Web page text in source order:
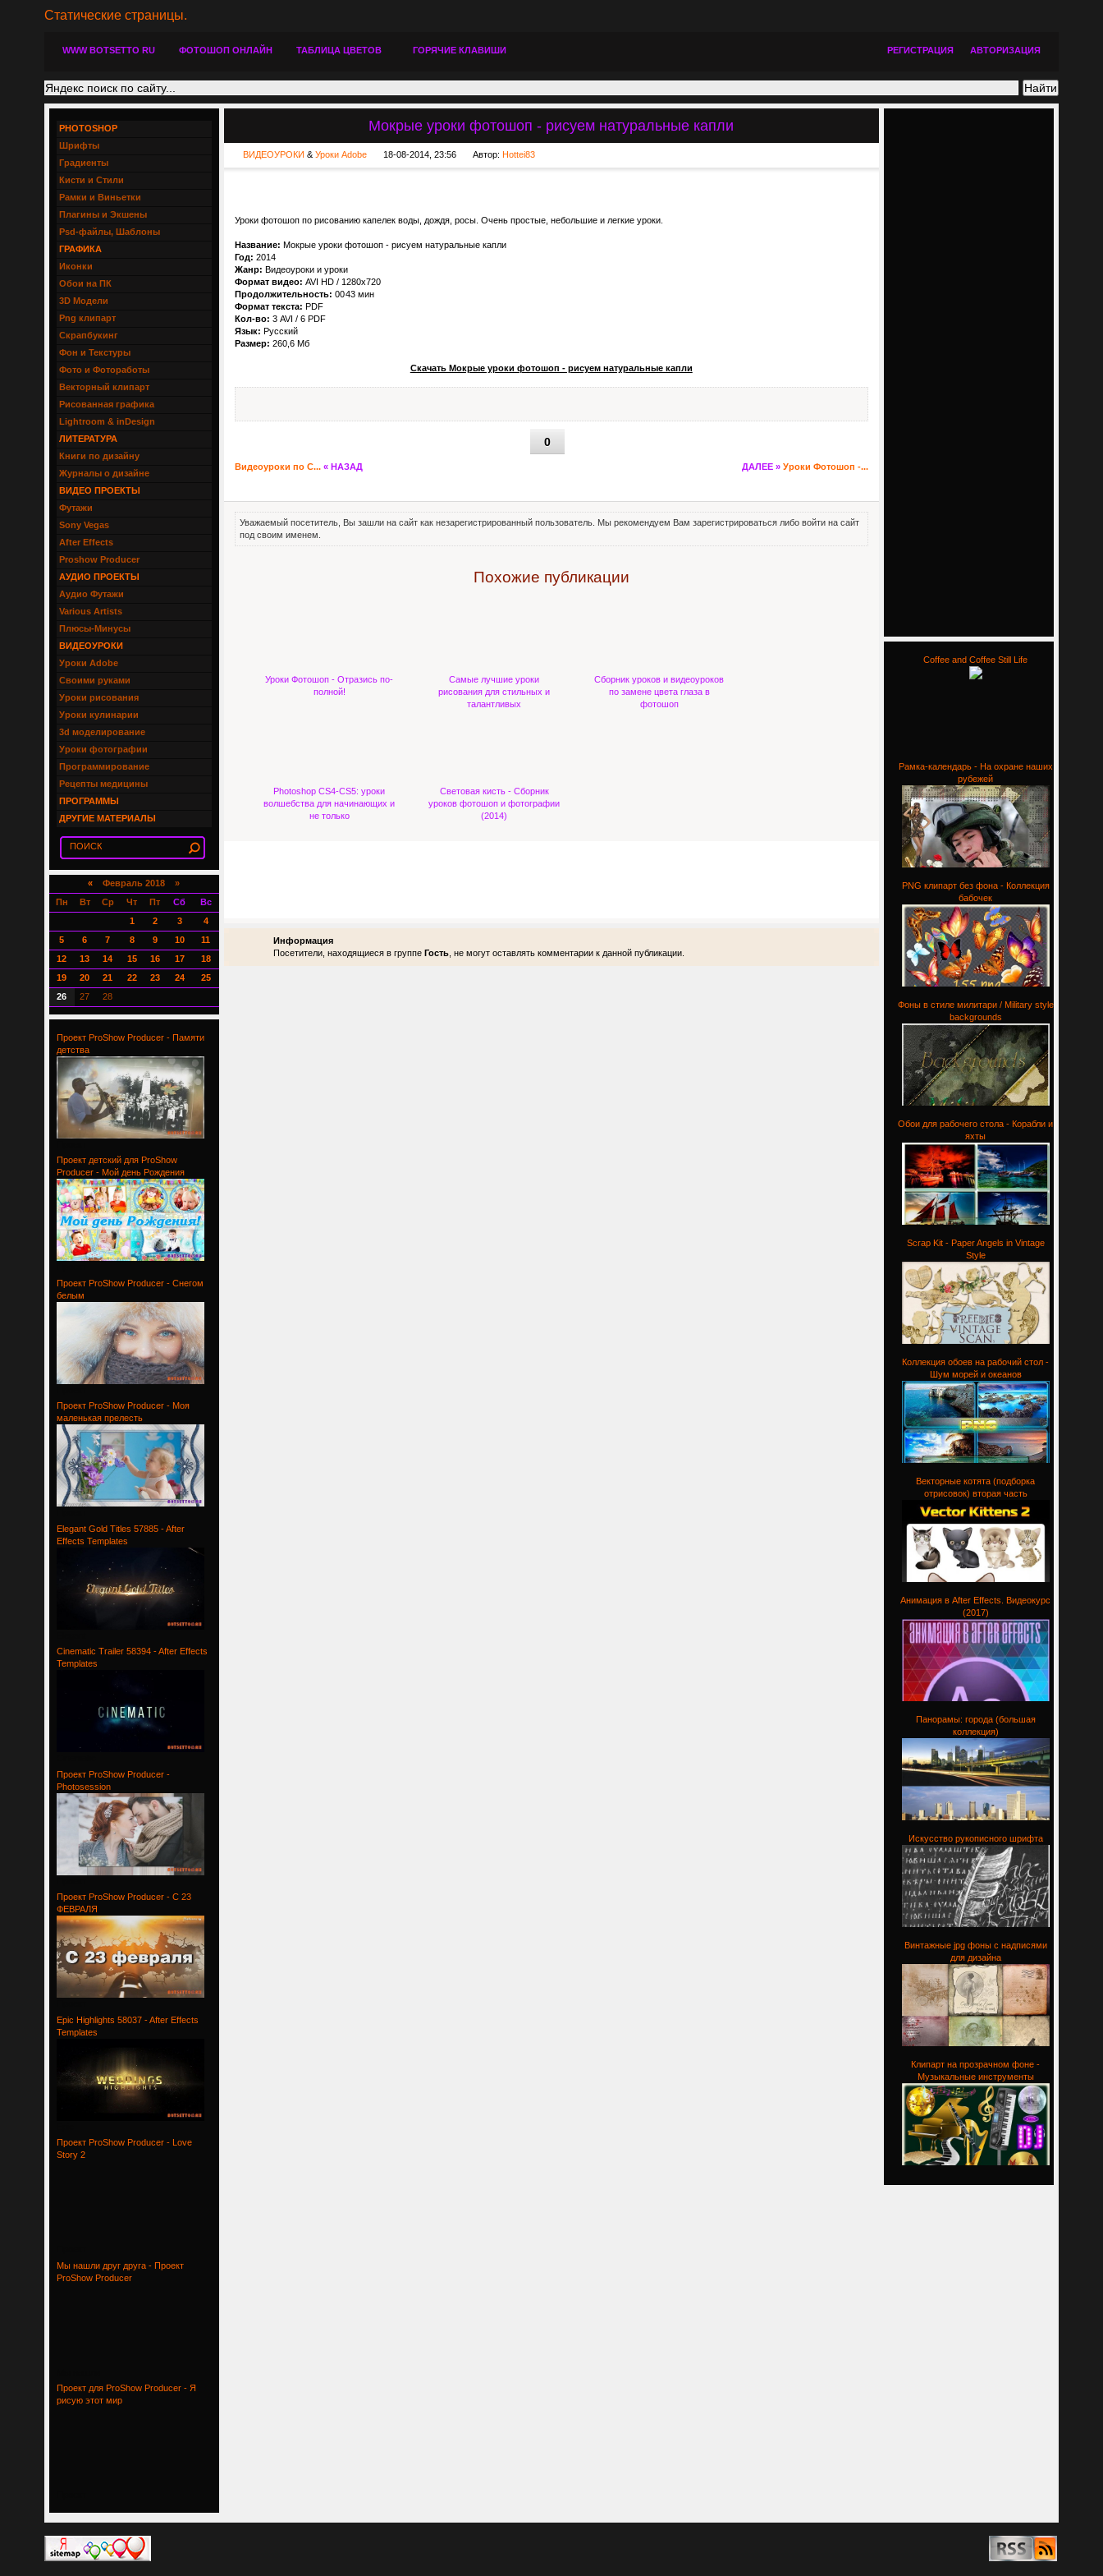
Статические страницы.
WWW BOTSETTO RU ФОТОШОП ОНЛАЙН ТАБЛИЦА ЦВЕТОВ ГОРЯЧИЕ КЛАВИШИ РЕГИСТРАЦИЯ АВТОРИЗАЦИЯ
Мокрые уроки фотошоп - рисуем натуральные капли
ВИДЕОУРОКИ & Уроки Adobe 18-08-2014, 23:56 Автор: Hottei83
Уроки фотошоп по рисованию капелек воды, дождя, росы. Очень простые, небольшие и легкие уроки.
Название: Мокрые уроки фотошоп - рисуем натуральные капли
Год: 2014
Жанр: Видеоуроки и уроки
Формат видео: AVI HD / 1280х720
Продолжительность: 0043 мин
Формат текста: PDF
Кол-во: 3 AVI / 6 PDF
Язык: Русский
Размер: 260,6 Мб
Скачать Мокрые уроки фотошоп - рисуем натуральные капли
0
Видеоуроки по С... « НАЗАД ДАЛЕЕ » Уроки Фотошоп -...
Уважаемый посетитель, Вы зашли на сайт как незарегистрированный пользователь. Мы рекомендуем Вам зарегистрироваться либо войти на сайт
под своим именем.
Похожие публикации
Уроки Фотошоп - Отразись по-
полной!
Самые лучшие уроки
рисования для стильных и
талантливых
Сборник уроков и видеоуроков
по замене цвета глаза в
фотошоп
Photoshop CS4-CS5: уроки
волшебства для начинающих и
не только
Световая кисть - Сборник
уроков фотошоп и фотографии
(2014)
Информация
Посетители, находящиеся в группе Гость, не могут оставлять комментарии к данной публикации.
Coffee and Coffee Still Life
Рамка-календарь - На охране наших
рубежей
PNG клипарт без фона - Коллекция
бабочек
Фоны в стиле милитари / Military style
backgrounds
Обои для рабочего стола - Корабли и
яхты
Scrap Kit - Paper Angels in Vintage
Style
Коллекция обоев на рабочий стол -
Шум морей и океанов
Векторные котята (подборка
отрисовок) вторая часть
Анимация в After Effects. Видеокурс
(2017)
Панорамы: города (большая
коллекция)
Искусство рукописного шрифта
Винтажные jpg фоны с надписями
для дизайна
Клипарт на прозрачном фоне -
Музыкальные инструменты
PHOTOSHOP
Шрифты
Градиенты
Кисти и Стили
Рамки и Виньетки
Плагины и Экшены
Psd-файлы, Шаблоны
ГРАФИКА
Иконки
Обои на ПК
3D Модели
Png клипарт
Скрапбукинг
Фон и Текстуры
Фото и Фотоработы
Векторный клипарт
Рисованная графика
Lightroom & inDesign
ЛИТЕРАТУРА
Книги по дизайну
Журналы о дизайне
ВИДЕО ПРОЕКТЫ
Футажи
Sony Vegas
After Effects
Proshow Producer
АУДИО ПРОЕКТЫ
Аудио Футажи
Various Artists
Плюсы-Минусы
ВИДЕОУРОКИ
Уроки Adobe
Своими руками
Уроки рисования
Уроки кулинарии
3d моделирование
Уроки фотографии
Программирование
Рецепты медицины
ПРОГРАММЫ
ДРУГИЕ МАТЕРИАЛЫ
« Февраль 2018 »
Пн
Вт Ср Чт Пт Сб
Вс
1
2 3
4
5
6 7 8 9 10
11
12
13 14 15 16 17
18
19
20 21 22 23 24
25
26
27 28
Проект ProShow Producer - Памяти
детства
Проект детский для ProShow
Producer - Мой день Рождения
Проект ProShow Producer - Снегом
белым
Проект ProShow Producer - Моя
маленькая прелесть
Elegant Gold Titles 57885 - After
Effects Templates
Cinematic Trailer 58394 - After Effects
Templates
Проект ProShow Producer -
Photosession
Проект ProShow Producer - С 23
ФЕВРАЛЯ
Epic Highlights 58037 - After Effects
Templates
Проект ProShow Producer - Love
Story 2
Мы нашли друг друга - Проект
ProShow Producer
Проект для ProShow Producer - Я
рисую этот мир